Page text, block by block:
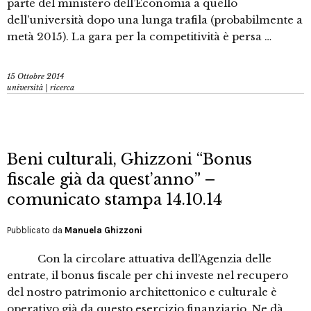
parte del ministero dell’Economia a quello
dell’università dopo una lunga trafila (probabilmente a
metà 2015). La gara per la competitività è persa …
15 Ottobre 2014
università | ricerca
Beni culturali, Ghizzoni “Bonus
fiscale già da quest’anno” –
comunicato stampa 14.10.14
Pubblicato da Manuela Ghizzoni
Con la circolare attuativa dell’Agenzia delle
entrate, il bonus fiscale per chi investe nel recupero
del nostro patrimonio architettonico e culturale è